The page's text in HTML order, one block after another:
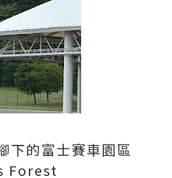
下的富士賽車園區
Forest